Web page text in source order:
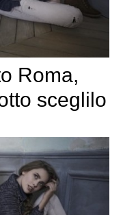
Roma,
sceglilo